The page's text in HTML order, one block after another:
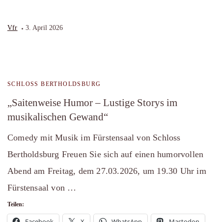
Vfr 3. April 2026
SCHLOSS BERTHOLDSBURG
„Saitenweise Humor – Lustige Storys im
musikalischen Gewand“
Comedy mit Musik im Fürstensaal von Schloss
Bertholdsburg Freuen Sie sich auf einen humorvollen
Abend am Freitag, dem 27.03.2026, um 19.30 Uhr im
Fürstensaal von …
Teilen: